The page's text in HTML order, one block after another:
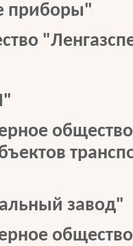
приборы"
завод"